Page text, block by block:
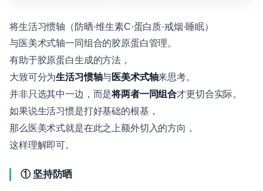
将生活习惯轴（防晒·维生素C·蛋白质·戒烟·睡眠）
与医美术式轴一同组合的胶原蛋白管理。
有助于胶原蛋白生成的方法，
大致可分为生活习惯轴与医美术式轴来思考。
并非只选其中一边，而是将两者一同组合才更切合实际。
如果说生活习惯是打好基础的根基，
那么医美术式就是在此之上额外切入的方向，
这样理解即可。
① 坚持防晒